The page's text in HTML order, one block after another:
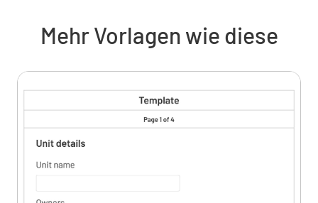
Qualitätsplanung
Mehr Vorlagen wie diese